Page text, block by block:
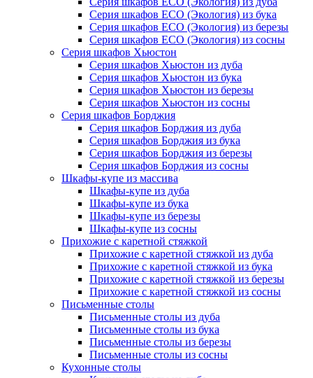
Серия шкафов ECO (Экология) из бука
Серия шкафов ECO (Экология) из березы
Серия шкафов ECO (Экология) из сосны
Серия шкафов Хьюстон
Серия шкафов Хьюстон из дуба
Серия шкафов Хьюстон из бука
Серия шкафов Хьюстон из березы
Серия шкафов Хьюстон из сосны
Серия шкафов Борджия
Серия шкафов Борджия из дуба
Серия шкафов Борджия из бука
Серия шкафов Борджия из березы
Серия шкафов Борджия из сосны
Шкафы-купе из массива
Шкафы-купе из дуба
Шкафы-купе из бука
Шкафы-купе из березы
Шкафы-купе из сосны
Прихожие с каретной стяжкой
Прихожие с каретной стяжкой из дуба
Прихожие с каретной стяжкой из бука
Прихожие с каретной стяжкой из березы
Прихожие с каретной стяжкой из сосны
Письменные столы
Письменные столы из дуба
Письменные столы из бука
Письменные столы из березы
Письменные столы из сосны
Кухонные столы